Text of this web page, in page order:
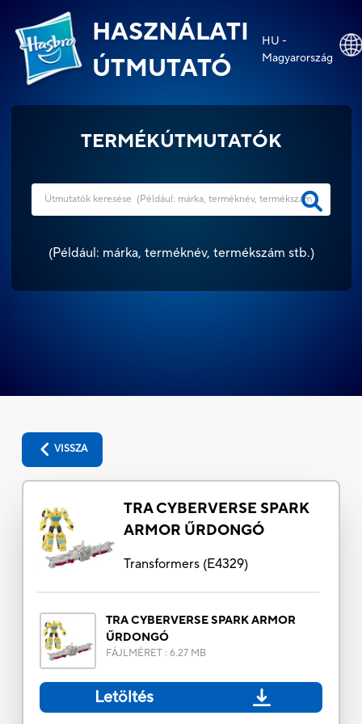
HASZNÁLATI
ÚTMUTATÓ
HU -
Magyarország
TERMÉKÚTMUTATÓK
(Például: márka, terméknév, termékszám stb.)
VISSZA
TRA CYBERVERSE SPARK
ARMOR ŰRDONGÓ
Transformers(E4329)
TRA CYBERVERSE SPARK ARMOR
ŰRDONGÓ
FÁJLMÉRET: 6.27 MB
Letöltés